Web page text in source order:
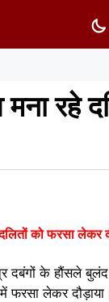
मना
को फरसा लेकर
दबंगों के हौंसले
लेकर